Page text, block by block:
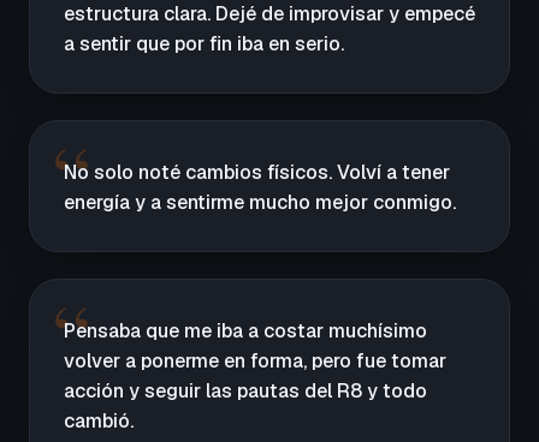
estructura clara. Dejé de improvisar y empecé
a sentir que por fin iba en serio.
No solo noté cambios físicos. Volví a tener
energía y a sentirme mucho mejor conmigo.
Pensaba que me iba a costar muchísimo
volver a ponerme en forma, pero fue tomar
acción y seguir las pautas del R8 y todo
cambió.